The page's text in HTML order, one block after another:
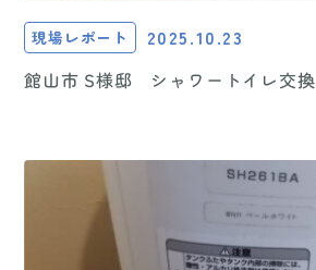
現場レポート 2025.10.23
館山市 S様邸 シャワートイレ交換